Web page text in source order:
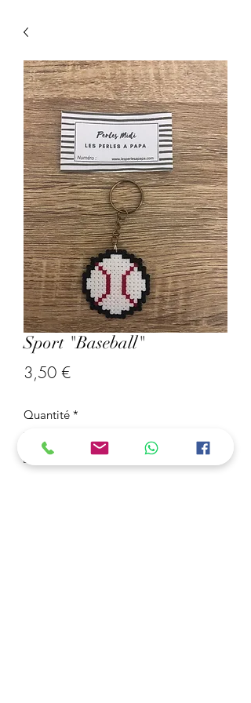
Sport "Baseball"
3,50 €Prix
Quantité *